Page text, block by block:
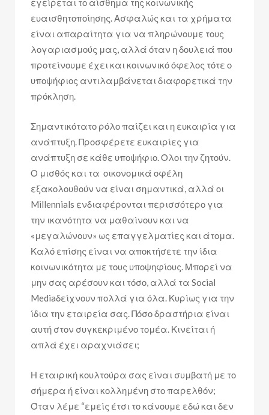
εγείρεται το αίσθημα της κοινωνικής
ευαισθητοποίησης. Ασφαλώς και τα χρήματα
είναι απαραίτητα για να πληρώνουμε τους
λογαριασμούς μας, αλλά όταν η δουλειά που
προτείνουμε έχει και κοινωνικό όφελος τότε ο
υποψήφιος αντιλαμβάνεται διαφορετικά την
πρόκληση.
Σημαντικότατο ρόλο παίζει και η ευκαιρία για
ανάπτυξη. Προσφέρετε ευκαιρίες για
ανάπτυξη σε κάθε υποψήφιο. Ολοι την ζητούν.
Ο μισθός και τα οικονομικά οφέλη
εξακολουθούν να είναι σημαντικά, αλλά οι
Millennials ενδιαφέρονται περισσότερο για
την ικανότητα να μαθαίνουν και να
«μεγαλώνουν» ως επαγγελματίες και άτομα.
Καλό επίσης είναι να αποκτήσετε την ίδια
κοινωνικότητα με τους υποψηφίους. Μπορεί να
μην σας αρέσουν και τόσο, αλλά τα Social
Mediaδείχνουν πολλά για όλα. Κυρίως για την
ίδια την εταιρεία σας. Πόσο δραστήρια είναι
αυτή στον συγκεκριμένο τομέα. Κινείται ή
απλά έχει αραχνιάσει;
Η εταιρική κουλτούρα σας είναι συμβατή με το
σήμερα ή είναι κολλημένη στο παρελθόν;
Όταν λέμε “εμείς έτσι το κάνουμε εδώ και δεν